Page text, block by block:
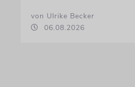
von Ulrike Becker
06.08.2026